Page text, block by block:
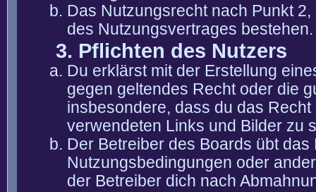
Das Nutzungsrecht nach Punkt
des Nutzungsvertrages bestehen.
3. Pflichten des Nutzers
Du erklärst mit der Erstellung
gegen geltendes Recht oder die
insbesondere, dass du das
verwendeten Links und Bilder zu
Der Betreiber des Boards übt
Nutzungsbedingungen oder
der Betreiber dich nach